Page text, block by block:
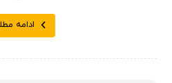
ادامه